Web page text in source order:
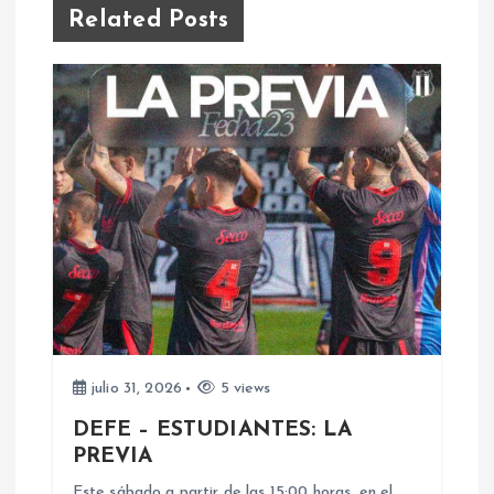
a
c
ó
n
d
Related Posts
julio 31, 2026 5 views
DEFE – ESTUDIANTES: LA
PREVIA